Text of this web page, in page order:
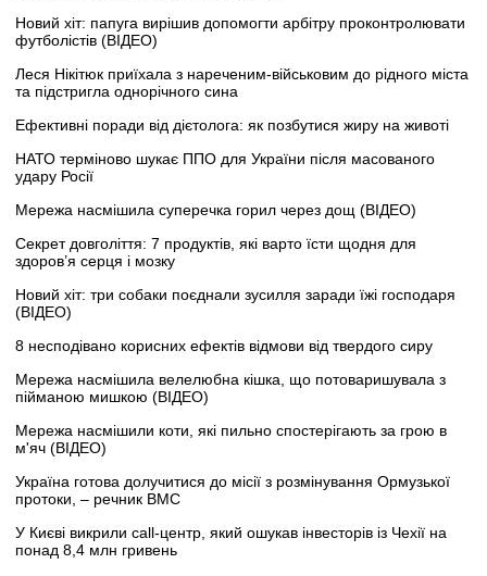
Новий хіт: папуга вирішив допомогти арбітру проконтролювати
футболістів (ВІДЕО)
Леся Нікітюк приїхала з нареченим-військовим до рідного міста
та підстригла однорічного сина
Ефективні поради від дієтолога: як позбутися жиру на животі
НАТО терміново шукає ППО для України після масованого
удару Росії
Мережа насмішила суперечка горил через дощ (ВІДЕО)
Секрет довголіття: 7 продуктів, які варто їсти щодня для
здоров’я серця і мозку
Новий хіт: три собаки поєднали зусилля заради їжі господаря
(ВІДЕО)
8 несподівано корисних ефектів відмови від твердого сиру
Мережа насмішила велелюбна кішка, що потоваришувала з
пійманою мишкою (ВІДЕО)
Мережа насмішили коти, які пильно спостерігають за грою в
м'яч (ВІДЕО)
Україна готова долучитися до місії з розмінування Ормузької
протоки, – речник ВМС
У Києві викрили call-центр, який ошукав інвесторів із Чехії на
понад 8,4 млн гривень